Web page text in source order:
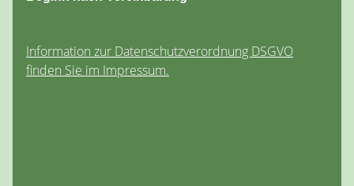
Information zur Datenschutzverordnung DSGVO
finden Sie im Impressum.